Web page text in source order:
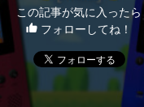
この記事が気に入ったら
フォローしてね！